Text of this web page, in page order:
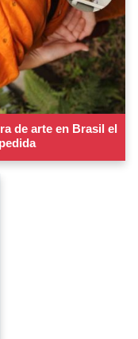
de arte en Brasil el